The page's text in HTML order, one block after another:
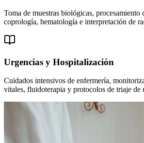
Toma de muestras biológicas, procesamiento
coprología, hematología e interpretación de
Urgencias y Hospitalización
Cuidados intensivos de enfermería,
vitales, fluidoterapia y protocolos de triaje de